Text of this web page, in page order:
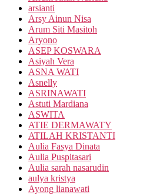
arsianti
Arsy Ainun Nisa
Arum Siti Masitoh
Aryono
ASEP KOSWARA
Asiyah Vera
ASNA WATI
Asnelly
ASRINAWATI
Astuti Mardiana
ASWITA
ATIE DERMAWATY
ATILAH KRISTANTI
Aulia Fasya Dinata
Aulia Puspitasari
Aulia sarah nasarudin
aulya kristya
Ayong lianawati